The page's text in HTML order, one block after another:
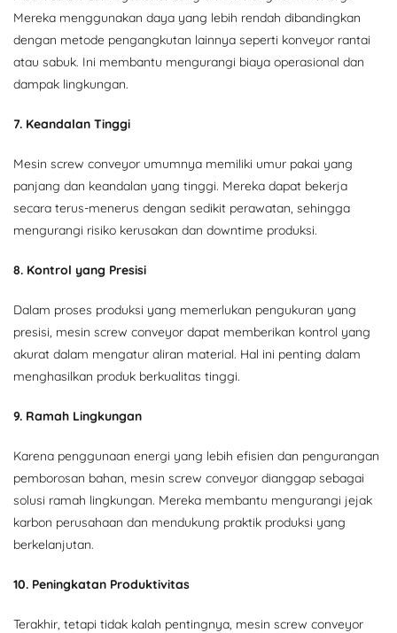
Mereka menggunakan daya yang lebih rendah dibandingkan
dengan metode pengangkutan lainnya seperti konveyor rantai
atau sabuk. Ini membantu mengurangi biaya operasional dan
dampak lingkungan.
7. Keandalan Tinggi
Mesin screw conveyor umumnya memiliki umur pakai yang
panjang dan keandalan yang tinggi. Mereka dapat bekerja
secara terus-menerus dengan sedikit perawatan, sehingga
mengurangi risiko kerusakan dan downtime produksi.
8. Kontrol yang Presisi
Dalam proses produksi yang memerlukan pengukuran yang
presisi, mesin screw conveyor dapat memberikan kontrol yang
akurat dalam mengatur aliran material. Hal ini penting dalam
menghasilkan produk berkualitas tinggi.
9. Ramah Lingkungan
Karena penggunaan energi yang lebih efisien dan pengurangan
pemborosan bahan, mesin screw conveyor dianggap sebagai
solusi ramah lingkungan. Mereka membantu mengurangi jejak
karbon perusahaan dan mendukung praktik produksi yang
berkelanjutan.
10. Peningkatan Produktivitas
Terakhir, tetapi tidak kalah pentingnya, mesin screw conveyor